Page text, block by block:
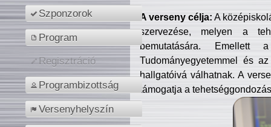
Szponzorok
Program
Regisztráció
Programbizottság
Versenyhelyszín
A verseny célja: A
szervezése, melyen a
bemutatására. Emellett
Tudományegyetemmel és
hallgatóivá válhatnak. A
támogatja a